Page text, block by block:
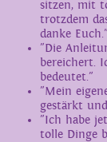
sitzen, mit
trotzdem
danke Euch."
"Die
bereichert.
bedeutet."
"Mein
gestärkt
"Ich habe
tolle Dinge